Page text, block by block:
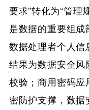
要求”转化为“管理
是数据的重要组
数据处理者个人
结果为数据安全
校验；商用密码
密防护支撑，数